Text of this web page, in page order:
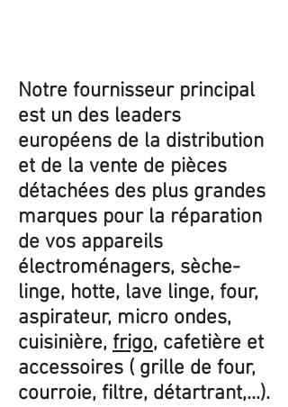
Notre fournisseur principal
est un des leaders
européens de la distribution
et de la vente de pièces
détachées des plus grandes
marques pour la réparation
de vos appareils
électroménagers, sèche-
linge, hotte, lave linge, four,
aspirateur, micro ondes,
cuisinière, frigo, cafetière et
accessoires ( grille de four,
courroie, filtre, détartrant,...).